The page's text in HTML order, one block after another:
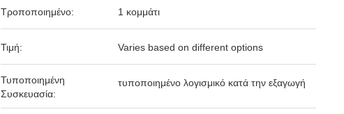
Τροποποιημένο: 1 κομμάτι
Τιμή: Varies based on different options
Τυποποιημένη
Συσκευασία:
τυποποιημένο λογισμικό κατά την εξαγωγή